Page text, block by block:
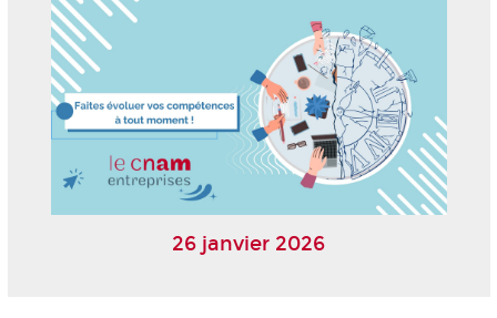
26 janvier 2026